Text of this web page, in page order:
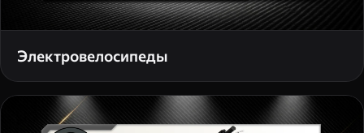
Электровелосипеды